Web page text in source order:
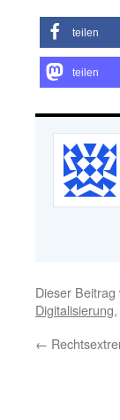
teilen
teilen
Dieser
Digitalisierung,
←